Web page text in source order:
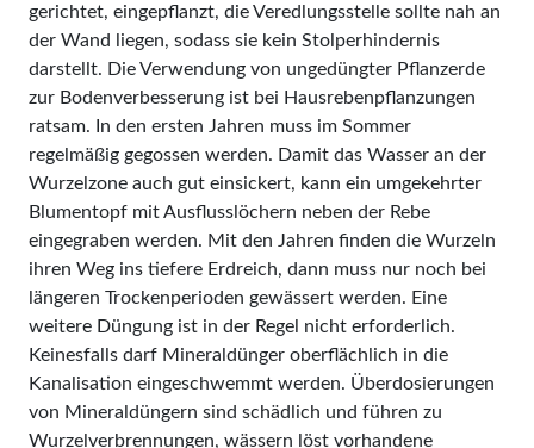
gerichtet, eingepflanzt, die Veredlungsstelle sollte nah an
der Wand liegen, sodass sie kein Stolperhindernis
darstellt. Die Verwendung von ungedüngter Pflanzerde
zur Bodenverbesserung ist bei Hausreben­pflanzun­gen
ratsam. In den ersten Jahren muss im Sommer
regelmäßig gegossen werden. Damit das Wasser an der
Wurzelzone auch gut einsickert, kann ein umgekehrter
Blumentopf mit Ausflusslöchern neben der Rebe
eingegraben werden. Mit den Jahren finden die Wurzeln
ihren Weg ins tiefere Erdreich, dann muss nur noch bei
längeren Trockenperioden gewässert werden. Eine
weitere Düngung ist in der Regel nicht erforderlich.
Keinesfalls darf Mineraldünger oberflächlich in die
Kanalisation eingeschwemmt werden. Überdosierungen
von Mineraldüngern sind schädlich und führen zu
Wurzelverbrennungen, wässern löst vorhandene